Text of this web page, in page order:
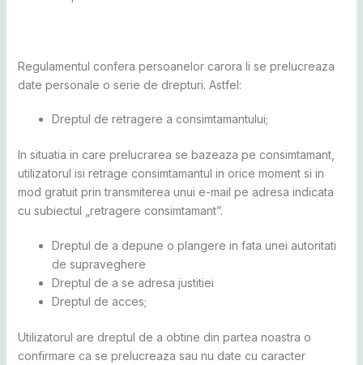
Regulamentul confera persoanelor carora li se prelucreaza
date personale o serie de drepturi. Astfel:
Dreptul de retragere a consimtamantului;
In situatia in care prelucrarea se bazeaza pe consimtamant,
utilizatorul isi retrage consimtamantul in orice moment si in
mod gratuit prin transmiterea unui e-mail pe adresa indicata
cu subiectul „retragere consimtamant”.
Dreptul de a depune o plangere in fata unei autoritati
de supraveghere
Dreptul de a se adresa justitiei
Dreptul de acces;
Utilizatorul are dreptul de a obtine din partea noastra o
confirmare ca se prelucreaza sau nu date cu caracter